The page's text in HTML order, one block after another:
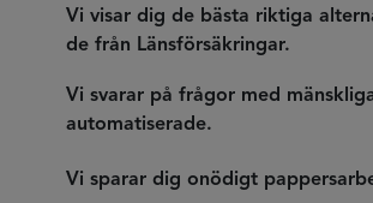
Vi visar dig de bästa riktiga
de från Länsförsäkringar.
Vi svarar på frågor med
automatiserade.
Vi sparar dig onödigt